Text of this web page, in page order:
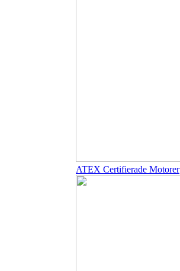
ATEX Certifierade Motorer